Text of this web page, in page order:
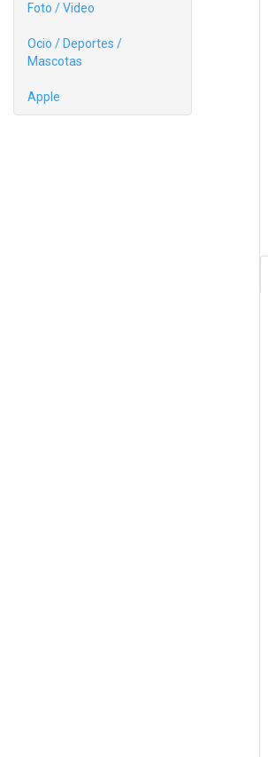
Foto / Video
Ocio / Deportes /
Mascotas
Apple